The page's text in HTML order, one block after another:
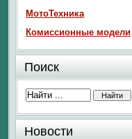
МотоТехника
Комиссионные модели
Поиск
Новости